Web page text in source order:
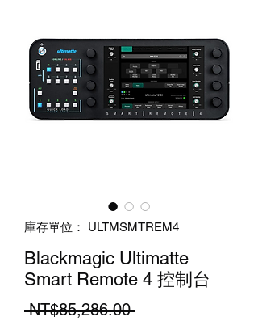
庫存單位： ULTMSMTREM4
Blackmagic Ultimatte
Smart Remote 4 控制台
NT$85,286.00 一